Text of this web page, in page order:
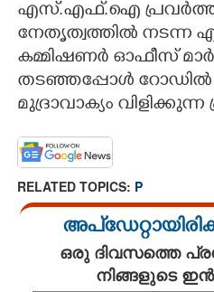
എസ്.എഫ്.ഐ
നേതൃത്വത്തിൽ നടന്ന
കമ്മിഷണർ ഓഫീസ്
തടഞ്ഞപ്പോൾ റോഡിൽ
മുദ്രാവാക്യം
RELATED TOPICS: P
ഒരു ദിവസത്തെ
നിങ്ങളുടെ